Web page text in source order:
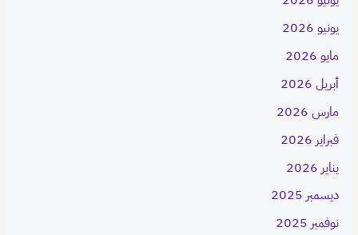
يونيو 2026
مايو 2026
أبريل 2026
مارس 2026
فبراير 2026
يناير 2026
ديسمبر 2025
نوفمبر 2025